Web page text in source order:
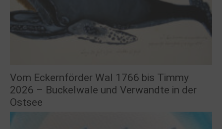
Vom Eckernförder Wal 1766 bis Timmy
2026 – Buckelwale und Verwandte in der
Ostsee